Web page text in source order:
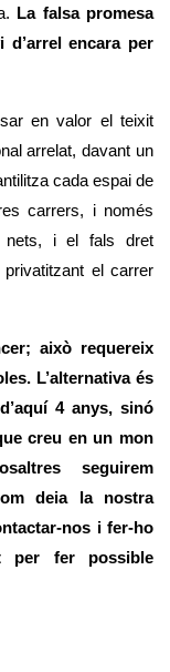
La falsa promesa
d’arrel encara per
en valor el teixit
arrelat, davant un
cada espai de
carrers, i només
nets, i el fals dret
el carrer
això requereix
L’alternativa és
4 anys, sinó
creu en un mon
seguirem
deia la nostra
nos i fer-ho
per fer possible